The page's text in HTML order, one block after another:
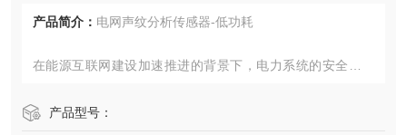
产品简介： 电网声纹分析传感器-低功耗
在能源互联网建设加速推进的背景下，电力系统的安全稳定
求，一套融合多物理场耦合分析与智能诊断算法的创新解决
产品型号：